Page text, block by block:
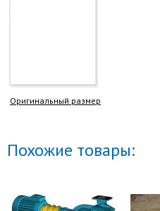
Оригинальный размер
Похожие товары: